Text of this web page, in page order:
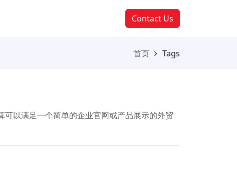
Contact Us
首页 Tags
以满足一个简单的企业官网或产品展示的外贸